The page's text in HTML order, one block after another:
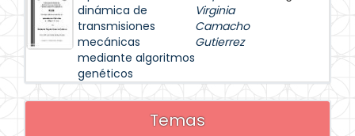
dinámica de
transmisiones
mecánicas
mediante algoritmos
genéticos
Virginia
Camacho
Gutierrez
Temas